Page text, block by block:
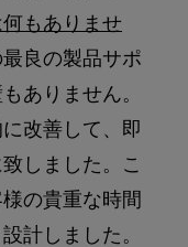
もありませ
良の製品サポ
ありません。
改善して、即
しました。こ
の貴重な時間
計しました。